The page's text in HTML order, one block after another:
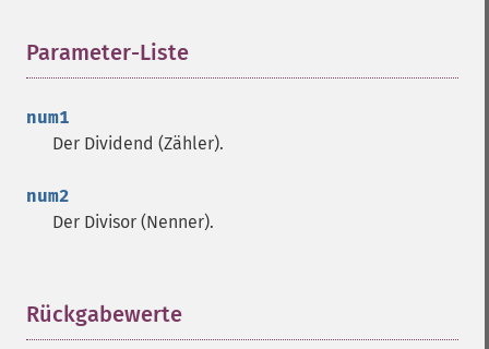
Parameter-Liste
num1
Der Dividend (Zähler).
num2
Der Divisor (Nenner).
Rückgabewerte